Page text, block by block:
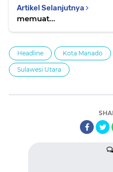
Artikel Selanjutnya
memuat...
Headline Kota Manado
Sulawesi Utara